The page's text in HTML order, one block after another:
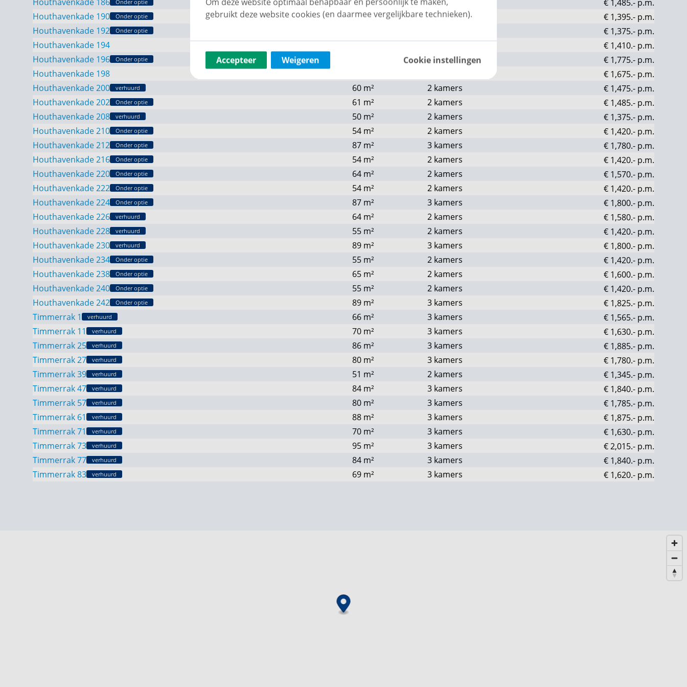
Onder optie € 1,485.- p.m.
Houthavenkade 190
Onder optie 51m² 2 kamers € 1,395.- p.m.
Houthavenkade 192
Onder optie € 1,375.- p.m.
Houthavenkade 194
54m² 2 kamers € 1,410.- p.m.
Houthavenkade 196
Onder optie 3 kamers € 1,775.- p.m.
Houthavenkade 198
€ 1,675.- p.m.
Houthavenkade 200
verhuurd 60 m² 2 kamers € 1,475.- p.m.
Houthavenkade 202
Onder optie 61 m² 2 kamers € 1,485.- p.m.
Houthavenkade 208
verhuurd 50 m² 2 kamers € 1,375.- p.m.
Houthavenkade 210
Onder optie 54 m² 2 kamers € 1,420.- p.m.
Houthavenkade 212
Onder optie 87 m² 3 kamers € 1,780.- p.m.
Houthavenkade 216
Onder optie 54 m² 2 kamers € 1,420.- p.m.
Houthavenkade 220
Onder optie 64 m² 2 kamers € 1,570.- p.m.
Houthavenkade 222
Onder optie 54 m² 2 kamers € 1,420.- p.m.
Houthavenkade 224
Onder optie 87 m² 3 kamers € 1,800.- p.m.
Houthavenkade 226
verhuurd 64 m² 2 kamers € 1,580.- p.m.
Houthavenkade 228
verhuurd 55 m² 2 kamers € 1,420.- p.m.
Houthavenkade 230
verhuurd 89 m² 3 kamers € 1,800.- p.m.
Houthavenkade 234
Onder optie 55 m² 2 kamers € 1,420.- p.m.
Houthavenkade 238
Onder optie 65 m² 2 kamers € 1,600.- p.m.
Houthavenkade 240
Onder optie 55 m² 2 kamers € 1,420.- p.m.
Houthavenkade 242
Onder optie 89 m² 3 kamers € 1,825.- p.m.
Timmerrak 1
verhuurd 66 m² 3 kamers € 1,565.- p.m.
Timmerrak 11
verhuurd 70 m² 3 kamers € 1,630.- p.m.
Timmerrak 25
verhuurd 86 m² 3 kamers € 1,885.- p.m.
Timmerrak 27
verhuurd 80 m² 3 kamers € 1,780.- p.m.
Timmerrak 39
verhuurd 51 m² 2 kamers € 1,345.- p.m.
Timmerrak 47
verhuurd 84 m² 3 kamers € 1,840.- p.m.
Timmerrak 57
verhuurd 80 m² 3 kamers € 1,785.- p.m.
Timmerrak 61
verhuurd 88 m² 3 kamers € 1,875.- p.m.
Timmerrak 71
verhuurd 70 m² 3 kamers € 1,630.- p.m.
Timmerrak 73
verhuurd 95 m² 3 kamers € 2,015.- p.m.
Timmerrak 77
verhuurd 84 m² 3 kamers € 1,840.- p.m.
Timmerrak 83
verhuurd 69 m² 3 kamers € 1,620.- p.m.
gebruikt deze website cookies (en daarmee vergelijkbare technieken).
Accepteer Weigeren Cookie instellingen